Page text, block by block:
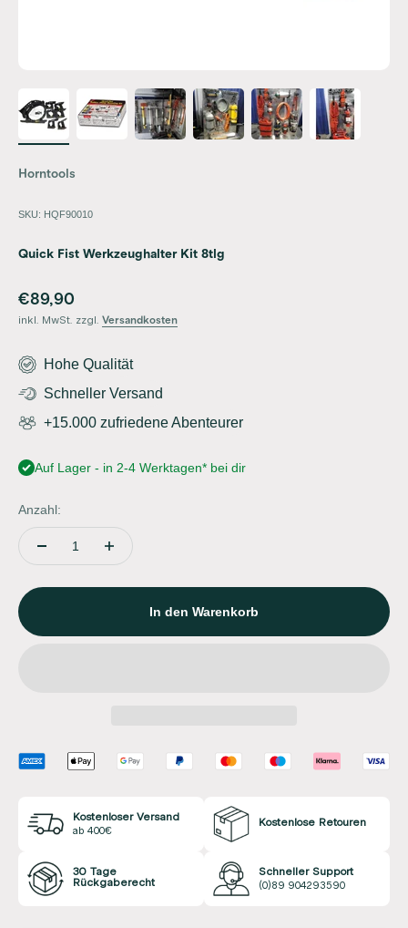
Horntools
SKU: HQF90010
Quick Fist Werkzeughalter Kit 8tlg
Angebot
€89,90
inkl. MwSt. zzgl. Versandkosten
Hohe Qualität
Schneller Versand
+15.000 zufriedene Abenteurer
Auf Lager - in 2-4 Werktagen* bei dir
Anzahl:
In den Warenkorb
Kostenloser Versand
ab 400€
Kostenlose Retouren
30 Tage
Rückgaberecht
Schneller Support
(0)89 904293590